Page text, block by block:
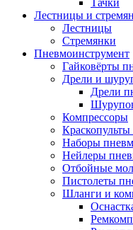
Тачки
Лестницы и
Лестницы
Стремянки
Пневмоинструмент
Гайковёрты
Дрели и
Дрели
Компрессоры
Наборы
Нейлеры
Отбойные
Пистолеты
Шланги и